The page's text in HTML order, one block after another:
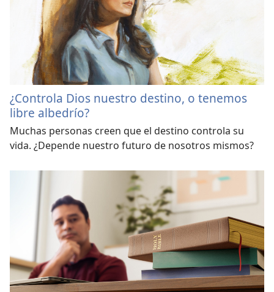
¿Controla Dios nuestro destino, o tenemos
libre albedrío?
Muchas personas creen que el destino controla su
vida. ¿Depende nuestro futuro de nosotros mismos?